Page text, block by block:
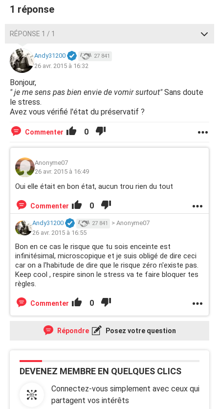
1 réponse
RÉPONSE 1 / 1
Andy31200 27 841
26 avr. 2015 à 16:32
Bonjour,
" je me sens pas bien envie de vomir surtout"Sans doute
le stress.
Avez vous vérifié l'état du préservatif ?
Commenter 0
Anonyme07
26 avr. 2015 à 16:49
Oui elle était en bon état, aucun trou rien du tout
Commenter 0
Andy31200 27 841 > Anonyme07
26 avr. 2015 à 16:55
Bon en ce cas le risque que tu sois enceinte est
infinitésimal, microscopique et je suis obligé de dire ceci
car on a l'habitude de dire que le risque zéro n'existe pas.
Keep cool , respire sinon le stress va te faire bloquer tes
règles.
Commenter 0
Répondre Posez votre question
DEVENEZ MEMBRE EN QUELQUES CLICS
Connectez-vous simplement avec ceux qui
partagent vos intérêts